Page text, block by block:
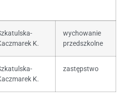
K.
wychowanie
przedszkolne
K.
zastępstwo